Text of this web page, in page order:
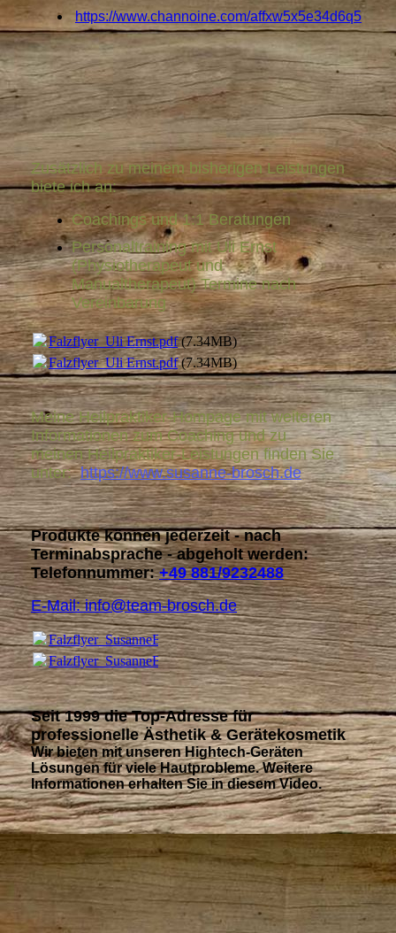
https://www.channoine.com/affxw5x5e34d6q5
Zusätzlich zu meinem bisherigen Leistungen
biete ich an:
Coachings und 1:1 Beratungen
Personaltraining mit Uli Ernst
(Physiotherapeut und
Manualtherapeut)Termine nach
Vereinbarung
Falzflyer_Uli Ernst.pdf(7.34MB)
Falzflyer_Uli Ernst.pdf(7.34MB)
Meine Heilpraktiker-Hompage mit weiteren
Informationen zum Coaching und zu
meinenHeilpraktiker-Leistungenfinden Sie
unter:https://www.susanne-brosch.de
Produkte können jederzeit - nach
Terminabsprache - abgeholt werden:
Telefonnummer:+49 881/9232488
E-Mail: info@team-brosch.de
Falzflyer_SusanneBrosch.pdf(59.34MB)
Falzflyer_SusanneBrosch.pdf(59.34MB)
Seit 1999 die Top-Adresse für
professionelle Ästhetik & Gerätekosmetik
Wir bieten mit unserenHightech-Geräten
Lösungen für viele Hautprobleme. Weitere
Informationen erhalten Sie in diesem Video.